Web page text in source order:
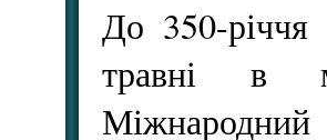
До 350-річчя
травні в